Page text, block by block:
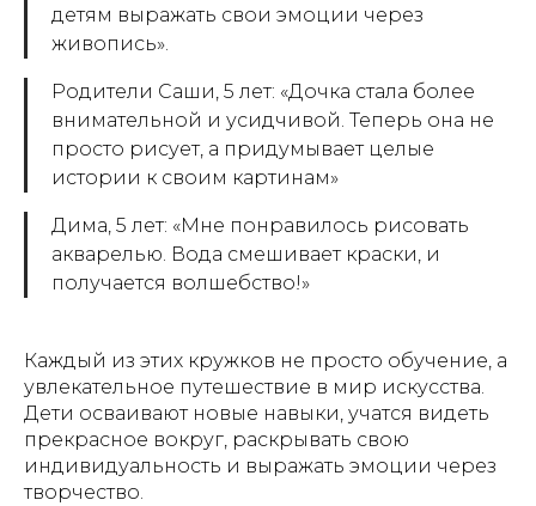
детям выражать свои эмоции через
живопись».
Родители Саши, 5 лет: «Дочка стала более
внимательной и усидчивой. Теперь она не
просто рисует, а придумывает целые
истории к своим картинам»
Дима, 5 лет: «Мне понравилось рисовать
акварелью. Вода смешивает краски, и
получается волшебство!»
Каждый из этих кружков не просто обучение, а
увлекательное путешествие в мир искусства.
Дети осваивают новые навыки, учатся видеть
прекрасное вокруг, раскрывать свою
индивидуальность и выражать эмоции через
творчество.